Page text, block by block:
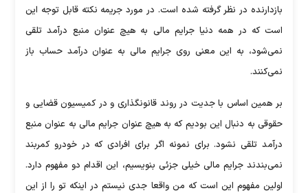
بازدارنده در نظر گرفته شده است. در مورد جریمه نکته قابل توجه این
است که در همه دنیا جرایم مالی به هیچ عنوان منبع درآمد تلقی
نمی‌شود، به این معنی روی جرایم مالی به عنوان درآمد حساب باز
نمی‌کنند.
بر همین اساس با جدیت در روند قانونگذاری و در کمیسیون قضایی و
حقوقی به دنبال این بودیم که به هیچ عنوان جرایم مالی به عنوان منبع
درآمد تلقی نشود. برای نمونه اگر برای افرادی که در خودرو کمربند
نمی‌بندند جرایم مالی خیلی جزئی بنویسیم، این اقدام دو مفهوم دارد.
اولین مفهوم این است که من واقعا جدی نیستم در اینکه تو را از این